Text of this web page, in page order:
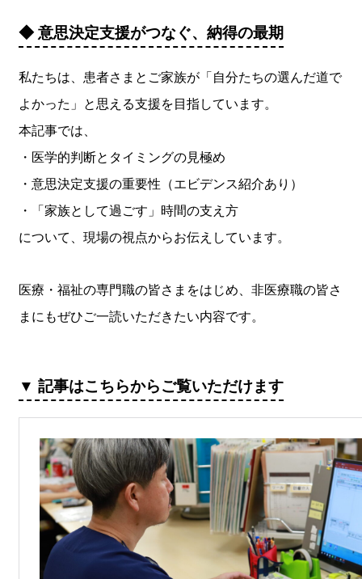
◆ 意思決定支援がつなぐ、納得の最期
私たちは、患者さまとご家族が「自分たちの選んだ道で
よかった」と思える支援を目指しています。
本記事では、
・医学的判断とタイミングの見極め
・意思決定支援の重要性（エビデンス紹介あり）
・「家族として過ごす」時間の支え方
について、現場の視点からお伝えしています。
医療・福祉の専門職の皆さまをはじめ、非医療職の皆さ
まにもぜひご一読いただきたい内容です。
▼ 記事はこちらからご覧いただけます